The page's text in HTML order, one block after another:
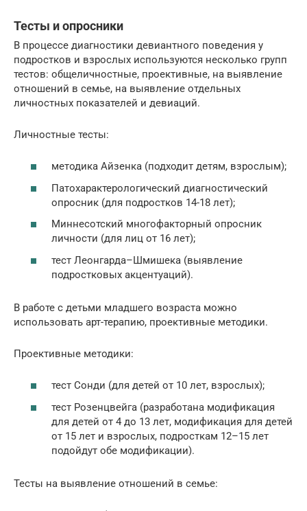
Тесты и опросники
В процессе диагностики девиантного поведения у
подростков и взрослых используются несколько групп
тестов: общеличностные, проективные, на выявление
отношений в семье, на выявление отдельных
личностных показателей и девиаций.
Личностные тесты:
методика Айзенка (подходит детям, взрослым);
Патохарактерологический диагностический
опросник (для подростков 14-18 лет);
Миннесотский многофакторный опросник
личности (для лиц от 16 лет);
тест Леонгарда–Шмишека (выявление
подростковых акцентуаций).
В работе с детьми младшего возраста можно
использовать арт-терапию, проективные методики.
Проективные методики:
тест Сонди (для детей от 10 лет, взрослых);
тест Розенцвейга (разработана модификация
для детей от 4 до 13 лет, модификация для детей
от 15 лет и взрослых, подросткам 12–15 лет
подойдут обе модификации).
Тесты на выявление отношений в семье: